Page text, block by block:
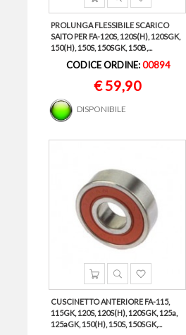
PROLUNGA FLESSIBILE SCARICO
SAITO PER FA-120S, 120S(H), 120SGK,
150(H), 150S, 150SGK, 150B,...
CODICE ORDINE:00894
€ 59,90
DISPONIBILE
CUSCINETTO ANTERIORE FA-115,
115GK, 120S, 120S(H), 120SGK, 125a,
125aGK, 150(H), 150S, 150SGK,...